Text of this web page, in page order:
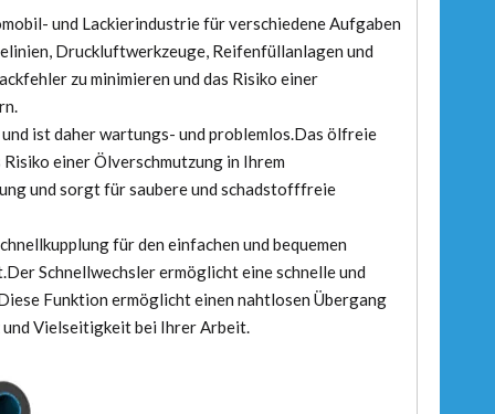
und Lackierindustrie für verschiedene Aufgaben
Druckluftwerkzeuge, Reifenfüllanlagen und
zu minimieren und das Risiko einer
ist daher wartungs- und problemlos.Das ölfreie
einer Ölverschmutzung in Ihrem
und sorgt für saubere und schadstofffreie
für den einfachen und bequemen
Schnellwechsler ermöglicht eine schnelle und
Funktion ermöglicht einen nahtlosen Übergang
und Vielseitigkeit bei Ihrer Arbeit.